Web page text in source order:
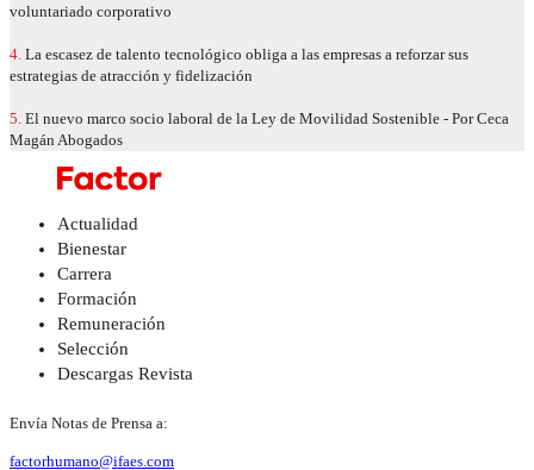
voluntariado corporativo
4. La escasez de talento tecnológico obliga a las empresas a reforzar sus
estrategias de atracción y fidelización
5. El nuevo marco socio laboral de la Ley de Movilidad Sostenible - Por Ceca
Magán Abogados
Actualidad
Bienestar
Carrera
Formación
Remuneración
Selección
Descargas Revista
Envía Notas de Prensa a:
factorhumano@ifaes.com